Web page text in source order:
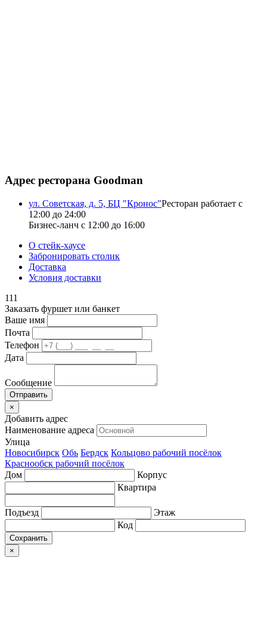
Адрес ресторана Goodman
ул. Советская, д. 5, БЦ "Кронос"Ресторан работает с
12:00 до 24:00
Бизнес-ланч с 12:00 до 16:00
О стейк-хаусе
Забронировать столик
Доставка
Условия доставки
111
Заказать фуршет или банкет
Ваше имя
Почта
Телефон
Дата
Сообщение
×
Добавить адрес
Наименование адреса
Улица
Новосибирск Обь Бердск Кольцово рабочий посёлок
Краснообск рабочий посёлок
Дом
Корпус
Квартира
Подъезд
Этаж
Код
Сохранить
×